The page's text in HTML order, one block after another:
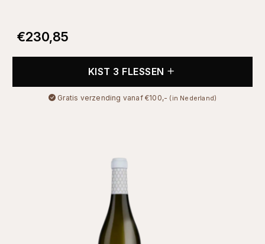
€230,85
KIST 3 FLESSEN
Gratis verzending vanaf €100,- (in Nederland)